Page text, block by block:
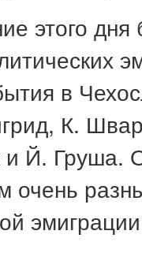
этого
в
К.
Й. Груша.
очень